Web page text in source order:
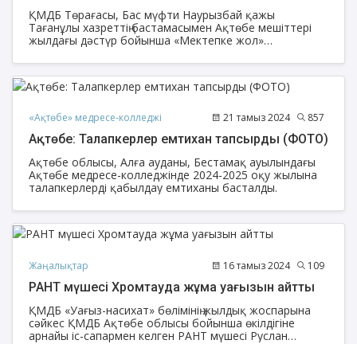
ҚМДБ Төрағасы, Бас мүфти Наурызбай қажы
Тағанұлы хазреттің бастамасымен Ақтөбе мешіттері
жылдағы дәстүр бойынша «Мектепке жол»
«Ақтөбе» медресе-колледжі 21 тамыз 2024 857
Ақтөбе: Талапкерлер емтихан тапсырды (ФОТО)
Ақтөбе облысы, Алға ауданы, Бестамақ ауылындағы
Ақтөбе медресе-колледжінде 2024-2025 оқу жылына
талапкерлерді қабылдау емтиханы басталды.
Жаңалықтар 16 тамыз 2024 109
РАНТ мүшесі Хромтауда жұма уағызын айтты
ҚМДБ «Уағыз-насихат» бөлімінің жылдық жоспарына
сәйкес ҚМДБ Ақтөбе облысы бойынша өкілдігіне
арнайы іс-сапармен келген РАНТ мүшесі Руслан